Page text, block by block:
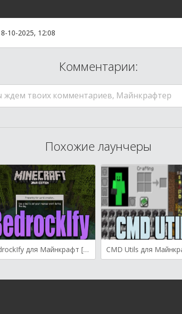
10-2025, 12:08
Комментарии:
твоих комментариев, Майнкрафтер
Похожие лаунчеры
BedrockIfy для Майнкрафт [1.21.4, 1.21.1, 1.21]